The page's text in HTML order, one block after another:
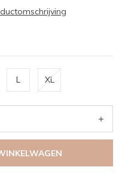
L XL